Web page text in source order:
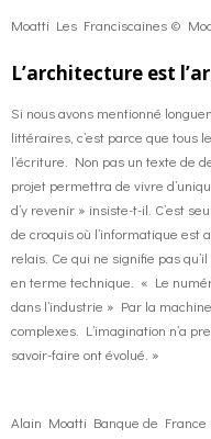
Moatti Les Franciscaines ©
L’architecture est
Si nous avons mentionné
littéraires, c’est parce que tous
l’écriture. Non pas un texte de
projet permettra de vivre
d’y revenir » insiste-t-il. C’est
de croquis où l’informatique est
relais. Ce qui ne signifie pas
en terme technique. « Le
dans l’industrie » Par la
complexes. L’imagination n’a
savoir-faire ont évolué. »
Alain Moatti Banque de